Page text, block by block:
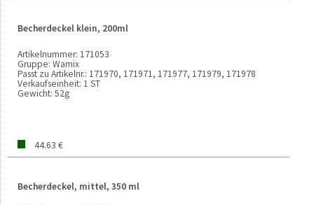
Becherdeckel klein, 200ml
Artikelnummer: 171053
Gruppe: Wamix
Passt zu Artikelnr.: 171970, 171971, 171977, 171979, 171978
Verkaufseinheit: 1 ST
Gewicht: 52g
44.63 €
Becherdeckel, mittel, 350 ml